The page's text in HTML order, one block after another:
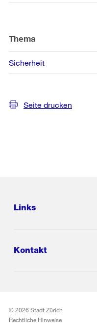
Thema
Sicherheit
Seite drucken
Links
Kontakt
© 2026 Stadt Zürich
Rechtliche Hinweise